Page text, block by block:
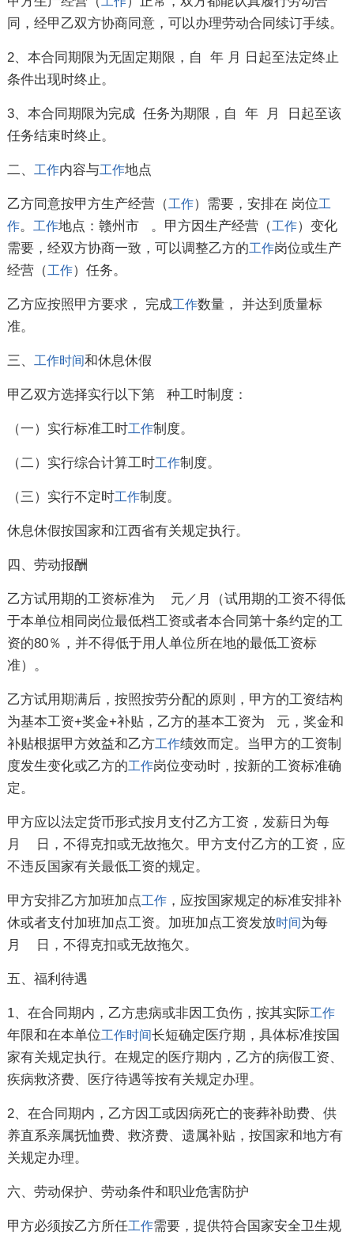
同，经甲乙双方协商同意，可以办理劳动合同续订手续。
2、本合同期限为无固定期限，自 年 月 日起至法定终止
条件出现时终止。
3、本合同期限为完成 任务为期限，自 年 月 日起至该
任务结束时终止。
二、 工作内容与工作地点
乙方同意按甲方生产经营（工作）需要，安排在 岗位工
作。 工作地点：赣州市 。甲方因生产经营（工作）变化
需要，经双方协商一致，可以调整乙方的工作岗位或生产
经营（工作）任务。
乙方应按照甲方要求， 完成工作数量， 并达到质量标
准。
三、 工作时间和休息休假
甲乙双方选择实行以下第 种工时制度：
（一）实行标准工时工作制度。
（二）实行综合计算工时工作制度。
（三）实行不定时工作制度。
休息休假按国家和江西省有关规定执行。
四、劳动报酬
乙方试用期的工资标准为 元／月（试用期的工资不得低
于本单位相同岗位最低档工资或者本合同第十条约定的工
资的80％，并不得低于用人单位所在地的最低工资标
准）。
乙方试用期满后，按照按劳分配的原则，甲方的工资结构
为基本工资+奖金+补贴，乙方的基本工资为 元，奖金和
补贴根据甲方效益和乙方工作绩效而定。当甲方的工资制
度发生变化或乙方的工作岗位变动时，按新的工资标准确
定。
甲方应以法定货币形式按月支付乙方工资，发薪日为每
月 日，不得克扣或无故拖欠。甲方支付乙方的工资，应
不违反国家有关最低工资的规定。
甲方安排乙方加班加点工作，应按国家规定的标准安排补
休或者支付加班加点工资。加班加点工资发放时间为每
月 日，不得克扣或无故拖欠。
五、福利待遇
1、在合同期内，乙方患病或非因工负伤，按其实际工作
年限和在本单位工作时间长短确定医疗期，具体标准按国
家有关规定执行。在规定的医疗期内，乙方的病假工资、
疾病救济费、医疗待遇等按有关规定办理。
2、在合同期内，乙方因工或因病死亡的丧葬补助费、供
养直系亲属抚恤费、救济费、遗属补贴，按国家和地方有
关规定办理。
六、劳动保护、劳动条件和职业危害防护
甲方必须按乙方所任工作需要，提供符合国家安全卫生规